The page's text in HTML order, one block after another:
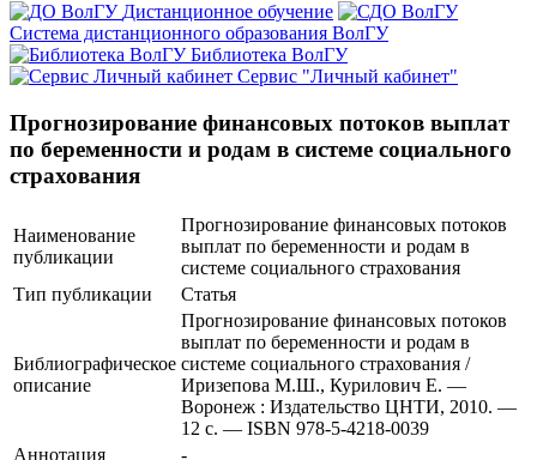
Дистанционное обучение
Система дистанционного образования ВолГУ
Библиотека ВолГУ
Сервис "Личный кабинет"
Прогнозирование финансовых потоков выплат
по беременности и родам в системе социального
страхования
Наименование
публикации
Прогнозирование финансовых потоков
выплат по беременности и родам в
системе социального страхования
Тип публикации
Статья
Библиографическое
описание
Прогнозирование финансовых потоков
выплат по беременности и родам в
системе социального страхования /
Иризепова М.Ш., Курилович Е. —
Воронеж : Издательство ЦНТИ, 2010. —
12 с. — ISBN 978-5-4218-0039
Аннотация
-